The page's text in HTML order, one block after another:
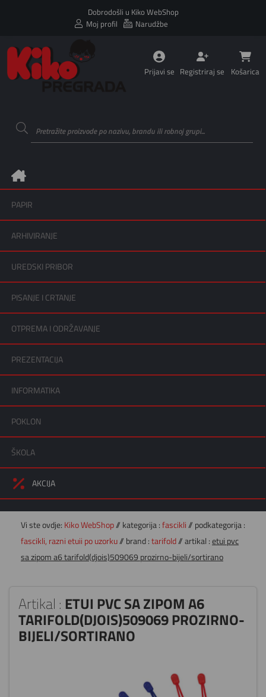
Dobrodošli u Kiko WebShop
Moj profil
Narudžbe
Prijavi se Registriraj se Košarica
PAPIR
ARHIVIRANJE
UREDSKI PRIBOR
PISANJE I CRTANJE
OTPREMA I ODRŽAVANJE
PREZENTACIJA
INFORMATIKA
POKLON
ŠKOLA
AKCIJA
Vi ste ovdje: Kiko WebShop// kategorija : fascikli // podkategorija :
fascikli, razni etuii po uzorku// brand : tarifold// artikal : etui pvc
sa zipom a6 tarifold(djois)509069 prozirno-bijeli/sortirano
Artikal : ETUI PVC SA ZIPOM A6
TARIFOLD(DJOIS)509069 PROZIRNO-
BIJELI/SORTIRANO